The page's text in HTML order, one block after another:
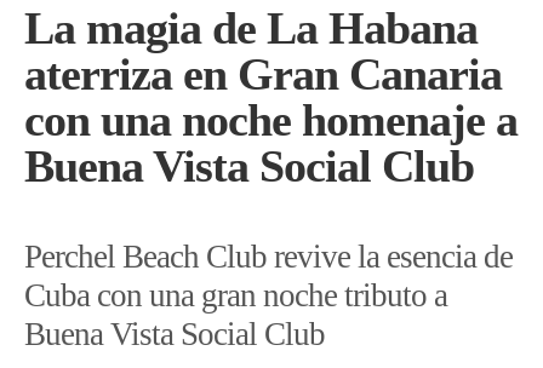
La magia de La Habana
aterriza en Gran Canaria
con una noche homenaje a
Buena Vista Social Club
Perchel Beach Club revive la esencia de
Cuba con una gran noche tributo a
Buena Vista Social Club